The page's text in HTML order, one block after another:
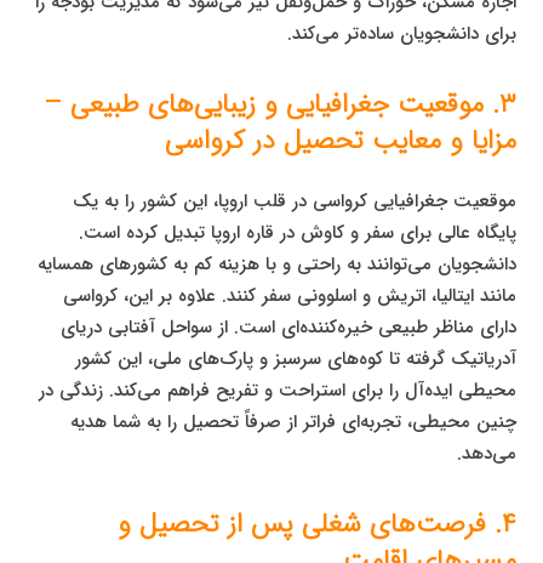
برای دانشجویان ساده‌تر می‌کند.
۳. موقعیت جغرافیایی و زیبایی‌های طبیعی –
مزایا و معایب تحصیل در کرواسی
موقعیت جغرافیایی کرواسی در قلب اروپا، این کشور را به یک
پایگاه عالی برای سفر و کاوش در قاره اروپا تبدیل کرده است.
دانشجویان می‌توانند به راحتی و با هزینه کم به کشورهای همسایه
مانند ایتالیا، اتریش و اسلوونی سفر کنند. علاوه بر این، کرواسی
دارای مناظر طبیعی خیره‌کننده‌ای است. از سواحل آفتابی دریای
آدریاتیک گرفته تا کوه‌های سرسبز و پارک‌های ملی، این کشور
محیطی ایده‌آل را برای استراحت و تفریح فراهم می‌کند. زندگی در
چنین محیطی، تجربه‌ای فراتر از صرفاً تحصیل را به شما هدیه
می‌دهد.
۴. فرصت‌های شغلی پس از تحصیل و